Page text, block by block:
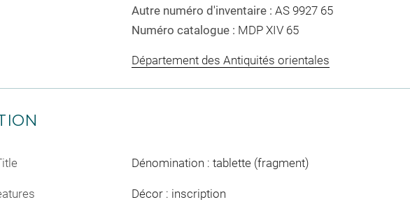
Autre numéro d'inventaire : AS 9927 65
Numéro catalogue : MDP XIV 65
Département des Antiquités orientales
Dénomination : tablette (fragment)
Décor : inscription